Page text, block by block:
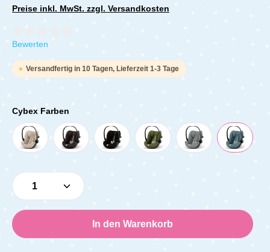
Preise inkl. MwSt. zzgl. Versandkosten
Durchschnittliche Bewertung von 0 von 5 Sternen
Bewerten
Versandfertig in 10 Tagen, Lieferzeit 1-3 Tage
Cybex Farben
Produkt Anzahl: Gib den gewünschten
In den Warenkorb